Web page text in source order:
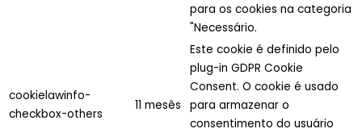
para os cookies na categoria
"Necessário.
cookielawinfo-
checkbox-others
11 mesês
Este cookie é definido pelo
plug-in GDPR Cookie
Consent. O cookie é usado
para armazenar o
consentimento do usuário